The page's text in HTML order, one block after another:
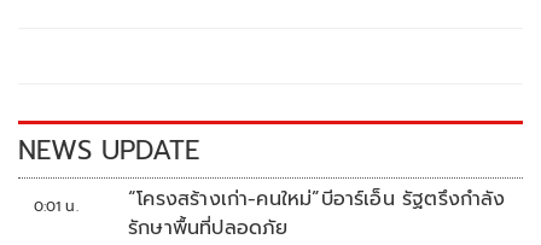
k k
NEWS UPDATE
0:01 น.
“โครงสร้างเก่า-คนใหม่”บีอาร์เอ็น รัฐตรึงกำลัง
รักษาพื้นที่ปลอดภัย